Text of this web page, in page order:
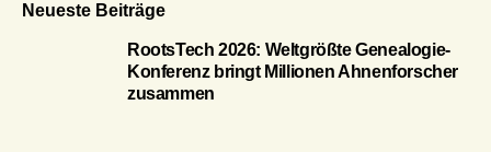
Neueste Beiträge
RootsTech 2026: Weltgrößte Genealogie-
Konferenz bringt Millionen Ahnenforscher
zusammen